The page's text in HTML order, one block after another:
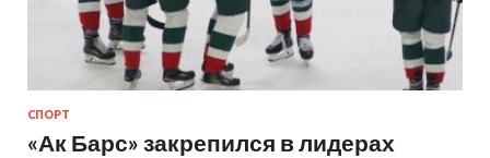
СПОРТ
«Ак Барс» закрепился в лидерах